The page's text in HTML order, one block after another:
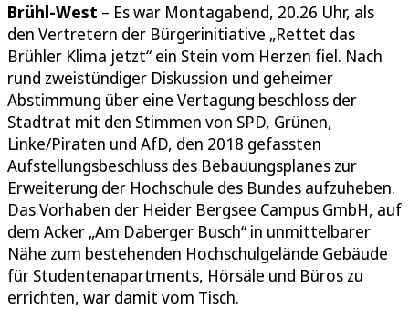
Brühl-West – Es war Montagabend, 20.26 Uhr, als
den Vertretern der Bürgerinitiative „Rettet das
Brühler Klima jetzt“ ein Stein vom Herzen fiel. Nach
rund zweistündiger Diskussion und geheimer
Abstimmung über eine Vertagung beschloss der
Stadtrat mit den Stimmen von SPD, Grünen,
Linke/Piraten und AfD, den 2018 gefassten
Aufstellungsbeschluss des Bebauungsplanes zur
Erweiterung der Hochschule des Bundes aufzuheben.
Das Vorhaben der Heider Bergsee Campus GmbH, auf
dem Acker „Am Daberger Busch“ in unmittelbarer
Nähe zum bestehenden Hochschulgelände Gebäude
für Studentenapartments, Hörsäle und Büros zu
errichten, war damit vom Tisch.